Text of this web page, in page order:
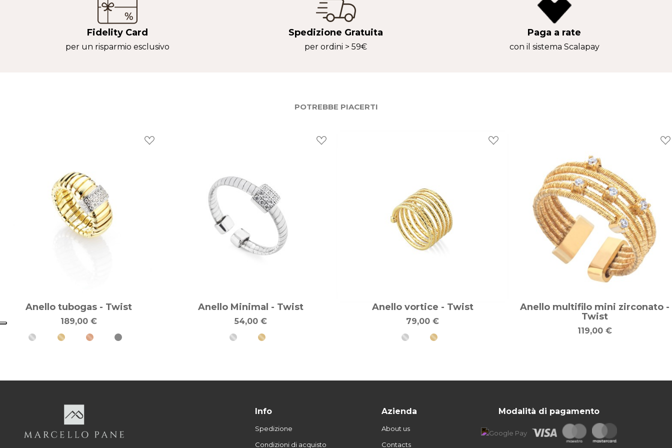
Fidelity Card
per un risparmio esclusivo
Spedizione Gratuita
per ordini > 59€
Paga a rate
con il sistema Scalapay
POTREBBE PIACERTI
Anello tubogas - Twist
189,00 €
Anello Minimal - Twist
54,00 €
Anello vortice - Twist
79,00 €
Anello multifilo mini zirconato -
Twist
119,00 €
Info
Spedizione
Condizioni di acquisto
Azienda
About us
Contacts
Modalità di pagamento